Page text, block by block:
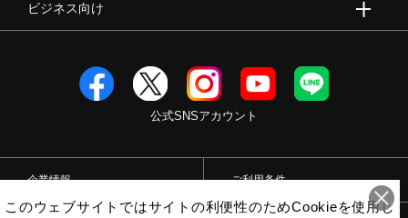
ビジネス向け
公式SNSアカウント
企業情報 ご利用条件
このウェブサイトではサイトの利便性のためCookieを使用し